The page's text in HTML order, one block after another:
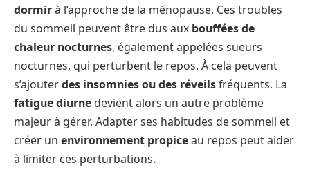
dormirà l’approche de la ménopause. Ces troubles
du sommeil peuvent être dus aux bouffées de
chaleur nocturnes, également appelées sueurs
nocturnes, qui perturbent le repos. À cela peuvent
s’ajouterdes insomnies ou des réveilsfréquents. La
fatigue diurne devient alors un autre problème
majeur à gérer. Adapter ses habitudes de sommeil et
créer un environnement propiceau repos peut aider
à limiter ces perturbations.